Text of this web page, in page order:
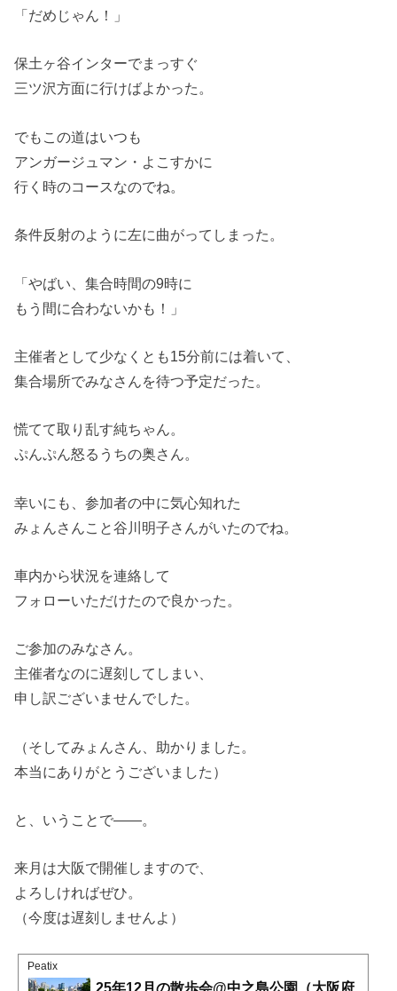
「だめじゃん！」
保土ヶ谷インターでまっすぐ
三ツ沢方面に行けばよかった。
でもこの道はいつも
アンガージュマン・よこすかに
行く時のコースなのでね。
条件反射のように左に曲がってしまった。
「やばい、集合時間の9時に
もう間に合わないかも！」
主催者として少なくとも15分前には着いて、
集合場所でみなさんを待つ予定だった。
慌てて取り乱す純ちゃん。
ぷんぷん怒るうちの奥さん。
幸いにも、参加者の中に気心知れた
みょんさんこと谷川明子さんがいたのでね。
車内から状況を連絡して
フォローいただけたので良かった。
ご参加のみなさん。
主催者なのに遅刻してしまい、
申し訳ございませんでした。
（そしてみょんさん、助かりました。
本当にありがとうございました）
と、いうことで――。
来月は大阪で開催しますので、
よろしければぜひ。
（今度は遅刻しませんよ）
Peatix
25年12月の散歩会@中之島公園（大阪府